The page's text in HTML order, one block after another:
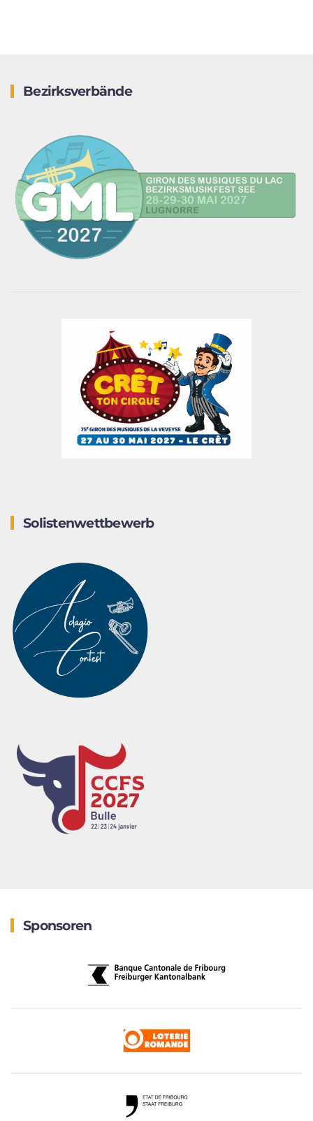
Bezirksverbände
Solistenwettbewerb
Sponsoren